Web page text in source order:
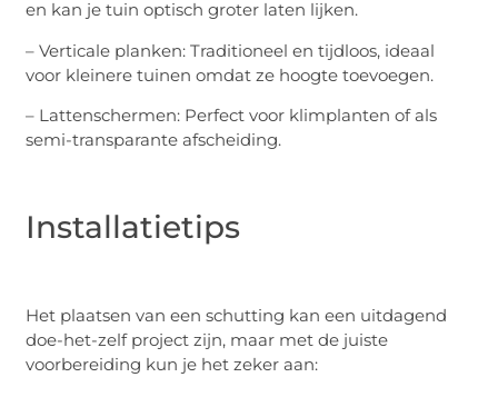
en kan je tuin optisch groter laten lijken.
– Verticale planken: Traditioneel en tijdloos, ideaal
voor kleinere tuinen omdat ze hoogte toevoegen.
– Lattenschermen: Perfect voor klimplanten of als
semi-transparante afscheiding.
Installatietips
Het plaatsen van een schutting kan een uitdagend
doe-het-zelf project zijn, maar met de juiste
voorbereiding kun je het zeker aan: